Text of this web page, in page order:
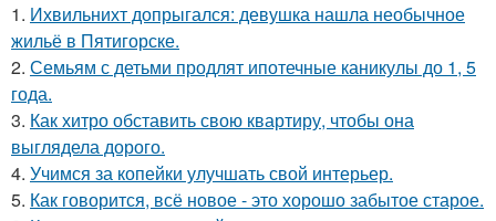
1. Ихвильнихт допрыгался: девушка нашла необычное
жильё в Пятигорске.
2. Семьям с детьми продлят ипотечные каникулы до 1, 5
года.
3. Как хитро обставить свою квартиру, чтобы она
выглядела дорого.
4. Учимся за копейки улучшать свой интерьер.
5. Как говорится, всё новое - это хорошо забытое старое.